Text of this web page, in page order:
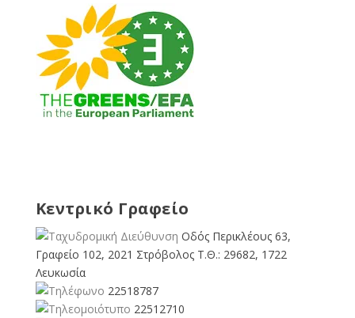
Κεντρικό Γραφείο
Οδός Περικλέους 63,
Γραφείο 102, 2021 Στρόβολος Τ.Θ.: 29682, 1722
Λευκωσία
22518787
22512710